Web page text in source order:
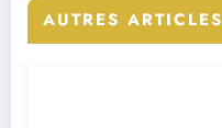
AUTRES ARTICLES